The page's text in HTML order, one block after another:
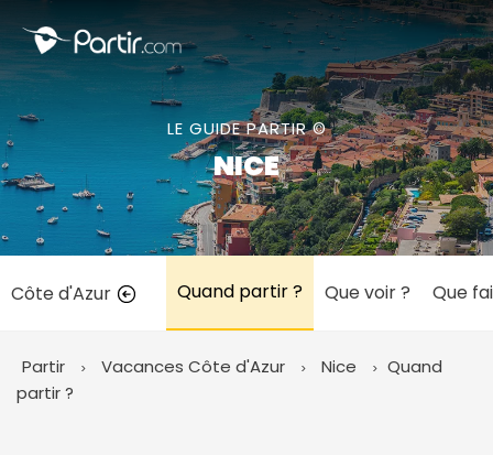
LE GUIDE PARTIR ©
NICE
Côte d'Azur Quand partir ? Que voir ? Que
Partir Vacances Côte d'Azur Nice
Quand
partir ?
Fermer
📍 Destinations populaires
☀️ Où partir par mois
Février Mars Avril
Juillet
Août Septembre
Octobre